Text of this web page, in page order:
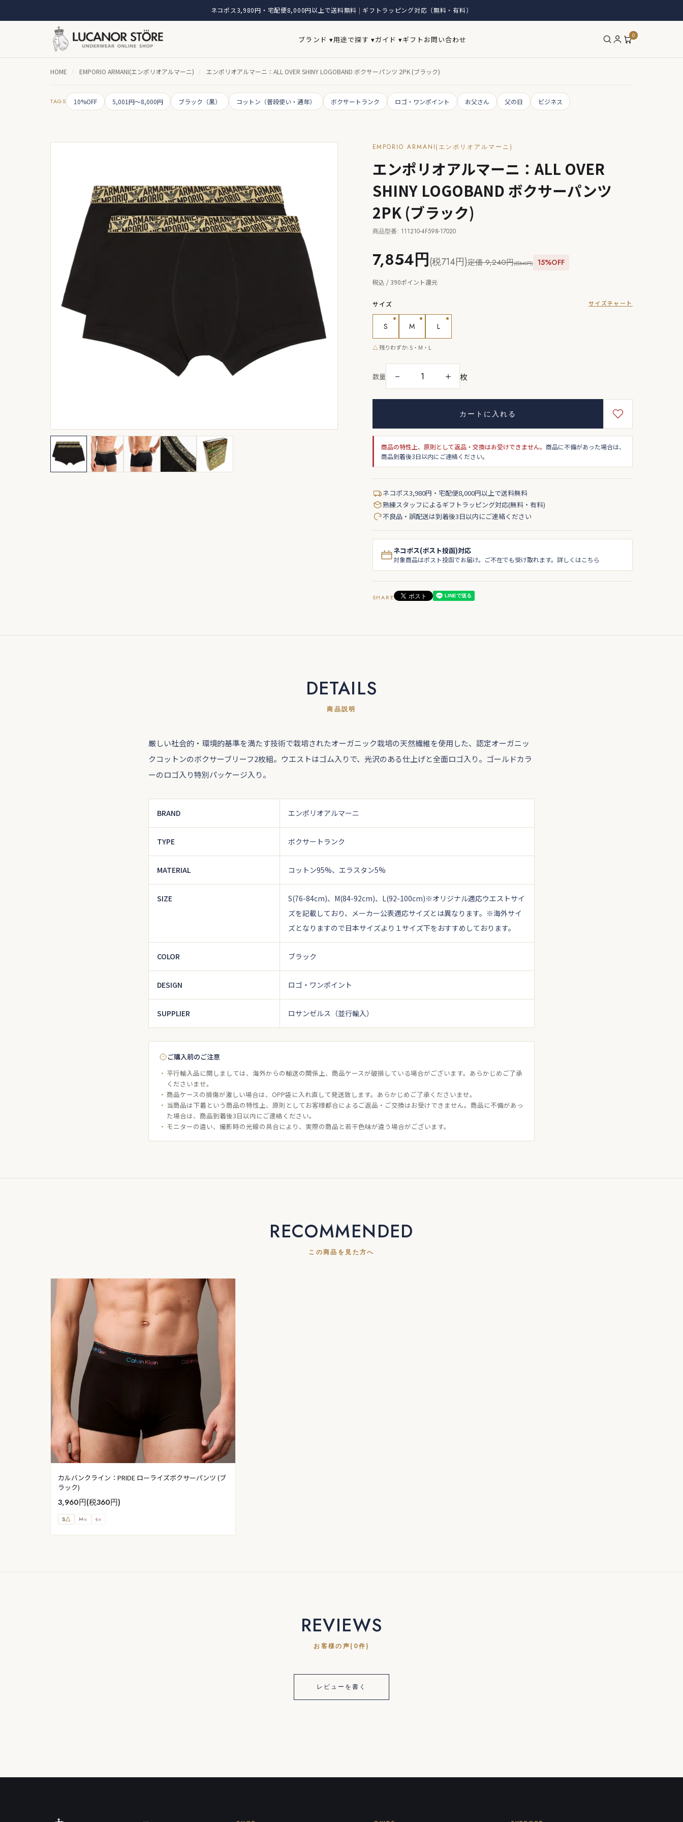
ネコポス3,980円・宅配便8,000円以上で送料無料 | ギフトラッピング対応（無料・有料）
ブランド ▾用途で探す ▾ガイド ▾ギフト お問い合わせ 0
HOME / EMPORIO ARMANI(エンポリオアルマーニ) / エンポリオアルマーニ：ALL OVER SHINY LOGOBAND ボクサーパンツ 2PK (ブラック)
TAGS 10%OFF 5,001円～8,000円 ブラック（黒） コットン（普段使い・通年） ボクサートランク ロゴ・ワンポイント お父さん 父の日 ビジネス
EMPORIO ARMANI(エンポリオアルマーニ)
エンポリオアルマーニ：ALL OVER
SHINY LOGOBAND ボクサーパンツ
2PK (ブラック)
商品型番: 111210-4F598-17020
7,854円(税714円)定価 9,240円(税840円) 15%OFF
税込 / 390ポイント還元
サイズ サイズチャート
S M L
△残りわずか: S・M・L
数量 － ＋ 枚
カートに入れる
商品の特性上、原則として返品・交換はお受けできません。 商品に不備があった場合は、
商品到着後3日以内にご連絡ください。
ネコポス3,980円・宅配便8,000円以上で送料無料
熟練スタッフによるギフトラッピング対応(無料・有料)
不良品・誤配送は到着後3日以内にご連絡ください
ネコポス(ポスト投函)対応
対象商品はポスト投函でお届け。ご不在でも受け取れます。詳しくはこちら
SHARE
DETAILS
商品説明
厳しい社会的・環境的基準を満たす技術で栽培されたオーガニック栽培の天然繊維を使用した、認定オーガニッ
クコットンのボクサーブリーフ2枚組。ウエストはゴム入りで、光沢のある仕上げと全面ロゴ入り。ゴールドカラ
ーのロゴ入り特別パッケージ入り。
BRAND エンポリオアルマーニ
TYPE ボクサートランク
MATERIAL コットン95%、エラスタン5%
SIZE S(76-84cm)、M(84-92cm)、L(92-100cm)※オリジナル適応ウエストサイ
ズを記載しており、メーカー公表適応サイズとは異なります。 ※海外サイ
ズとなりますので日本サイズより１サイズ下をおすすめしております。
COLOR ブラック
DESIGN ロゴ・ワンポイント
SUPPLIER ロサンゼルス（並行輸入）
ご購入前のご注意
平行輸入品に関しましては、海外からの輸送の関係上、商品ケースが破損している場合がございます。あらかじめご了承
くださいませ。
商品ケースの損傷が激しい場合は、OPP袋に入れ直して発送致します。あらかじめご了承くださいませ。
当商品は下着という商品の特性上、原則としてお客様都合によるご返品・ご交換はお受けできません。商品に不備があっ
た場合は、商品到着後3日以内にご連絡ください。
モニターの違い、撮影時の光線の具合により、実際の商品と若干色味が違う場合がございます。
RECOMMENDED
この商品を見た方へ
カルバンクライン：PRIDE ローライズボクサーパンツ (ブ
ラック)
3,960円(税360円)
S△ M× L×
REVIEWS
お客様の声(0件)
レビューを書く